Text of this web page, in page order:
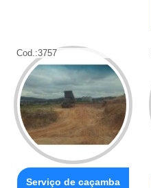
Cod.:3757
Serviço de caçamba